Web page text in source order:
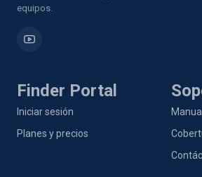
equipos.
Finder Portal
Iniciar sesión
Planes y precios